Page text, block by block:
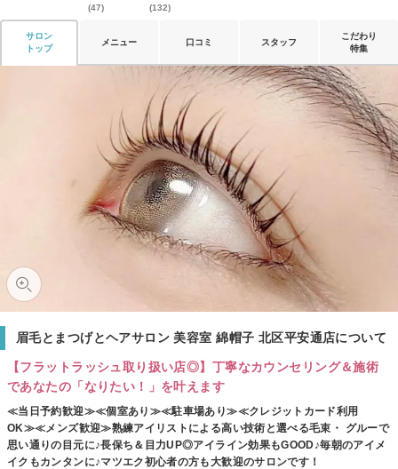
(47)
(132)
サロン
トップ
メニュー 口コミ スタッフ
こだわり
特集
眉毛とまつげとヘアサロン 美容室 綿帽子 北区平安通店について
【フラットラッシュ取り扱い店◎】丁寧なカウンセリング＆施術
であなたの「なりたい！」を叶えます
≪当日予約歓迎≫≪個室あり≫≪駐車場あり≫≪クレジットカード利用
OK≫≪メンズ歓迎≫熟練アイリストによる高い技術と選べる毛束・ グルーで
思い通りの目元に♪長保ち＆目力UP◎アイライン効果もGOOD♪毎朝のアイメ
イクもカンタンに♪マツエク初心者の方も大歓迎のサロンです！